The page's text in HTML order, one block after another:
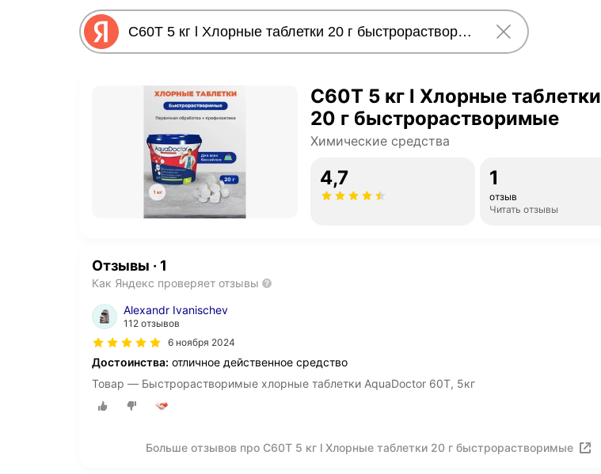
С60Т 5 кг l Хлорные таблетки
20 г быстрорастворимые
Химические средства
4,7 1
отзыв
Читать отзывы
Отзывы · 1
Как Яндекс проверяет отзывы
Alexandr Ivanischev
112 отзывов
6 ноября 2024
Достоинства: отличное действенное средство
Товар — Быстрорастворимые хлорные таблетки AquaDoctor 60T, 5кг
Больше отзывов про С60Т 5 кг l Хлорные таблетки 20 г быстрорастворимые